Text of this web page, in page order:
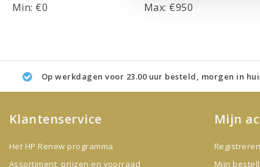
Min: €0 Max: €950
Op werkdagen voor 23.00 uur besteld, morgen in
Klantenservice
Het HP Renew programma
Assortiment, prijzen en voorraad
Mijn
Registreren
Mijn